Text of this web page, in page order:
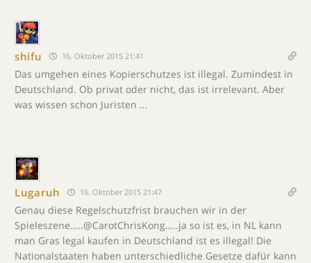
shifu 16. Oktober 2015 21:41
Das umgehen eines Kopierschutzes ist illegal. Zumindest in
Deutschland. Ob privat oder nicht, das ist irrelevant. Aber
was wissen schon Juristen …
Lugaruh 16. Oktober 2015 21:47
Genau diese Regelschutzfrist brauchen wir in der
Spieleszene…..@CarotChrisKong…..ja so ist es, in NL kann
man Gras legal kaufen in Deutschland ist es illegal! Die
Nationalstaaten haben unterschiedliche Gesetze dafür kann